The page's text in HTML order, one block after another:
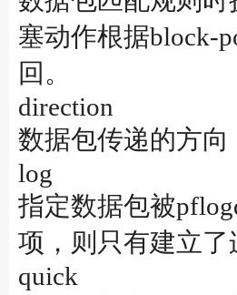
塞动作根据block-
回。
direction
数据包传递的方向
log
指定数据包被
项，则只有建立
quick